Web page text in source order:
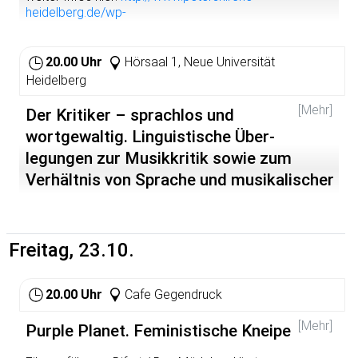
Rosa-Luxemburg-Club Rhein Neckar.
heidelberg.de/wp-
20.00 Uhr
Hörsaal 1, Neue Universität
Heidelberg
[Mehr]
Der Kritiker – sprachlos und
wortgewaltig. Linguistische Über-
legungen zur Musikkritik sowie zum
Verhältnis von Sprache und musikalischer
Dr. Matthias Attig (Germanistik, Heidelberg): Der Kritiker –
sprachlos und wortgewaltig. Linguistische Über-
legungen zur Musikkritik sowie zum Verhältnis von
www.ivr-heidelberg.de
Freitag, 23.10.
20.00 Uhr Cafe Gegendruck
[Mehr]
Purple Planet. Feministische Kneipe